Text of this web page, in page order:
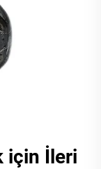
için İleri